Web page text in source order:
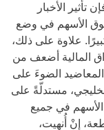
الأخبار
الأسهم في وضع
علاوة على ذلك،
المالية أضعف من
المعاضيد الضوءَ على
مستدلّةً على
في جميع
إنْ أُنهيت،